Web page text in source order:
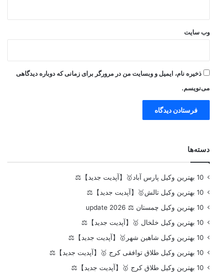
وب‌ سایت
ذخیره نام، ایمیل و وبسایت من در مرورگر برای زمانی که دوباره دیدگاهی
می‌نویسم.
دسته‌ها
10 بهترین وکیل پارس آباد🥇【آپدیت جدید】⚖️
10 بهترین وکیل تالش🥇【آپدیت جدید】⚖️
10 بهترین وکیل چمستان ⚖️ update 2026
10 بهترین وکیل خلخال 🥇【آپدیت جدید】⚖️
10 بهترین وکیل شاهین شهر🥇【آپدیت جدید】⚖️
10 بهترین وکیل طلاق توافقی کرج 🥇【آپدیت جدید】⚖️
10 بهترین وکیل طلاق کرج 🥇【آپدیت جدید】⚖️